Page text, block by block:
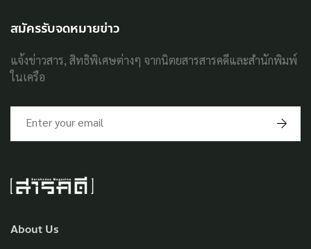
About Us
สมัครรับจดหมายข่าว
แจ้งข่าวสาร, สิทธิพิเศษต่างๆ จากนิตยสารสารคดีและสำนักพิมพ์
ในเครือ